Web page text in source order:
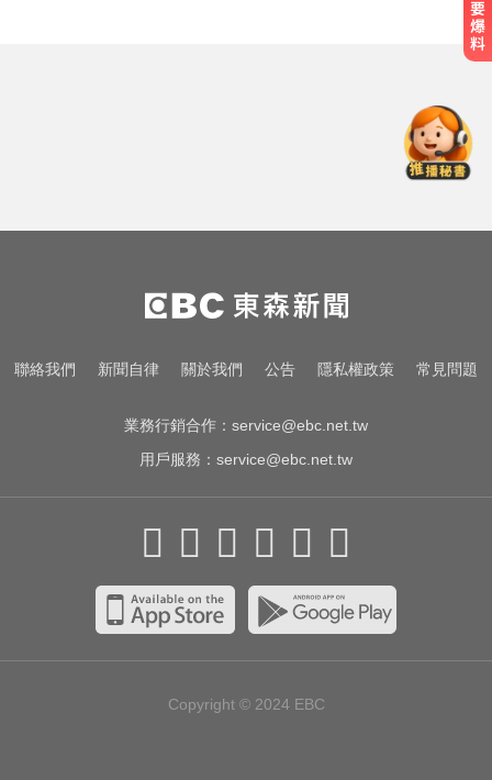
44.7%再破紀錄
白家綺分享！對抗烈日與熬夜的鏡
頭濾鏡靠親研「超美飲」
台玻夫人長子離世！親友曝「9年前
聯絡我們 新聞自律 關於我們 公告 隱私權政策 常見問題
業務行銷合作： service@ebc.net.tw
用戶服務： service@ebc.net.tw
Copyright © 2024 EBC